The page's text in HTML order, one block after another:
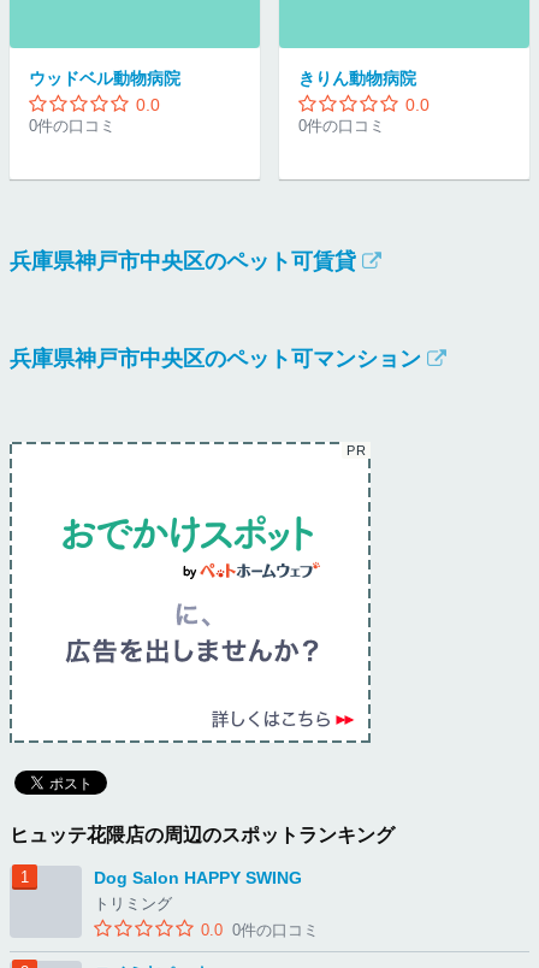
ウッドベル動物病院
0.0
0件の口コミ
きりん動物病院
0.0
0件の口コミ
兵庫県神戸市中央区のペット可賃貸
兵庫県神戸市中央区のペット可マンション
ヒュッテ花隈店の周辺のスポットランキング
Dog Salon HAPPY SWING
トリミング
0.0 0件の口コミ